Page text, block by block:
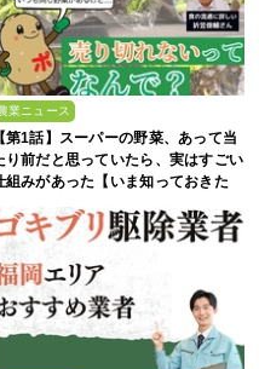
業ニュース
【第1話】スーパーの野菜、あって当
り前だと思っていたら、実はすごい
組みがあった【いま知っておきた